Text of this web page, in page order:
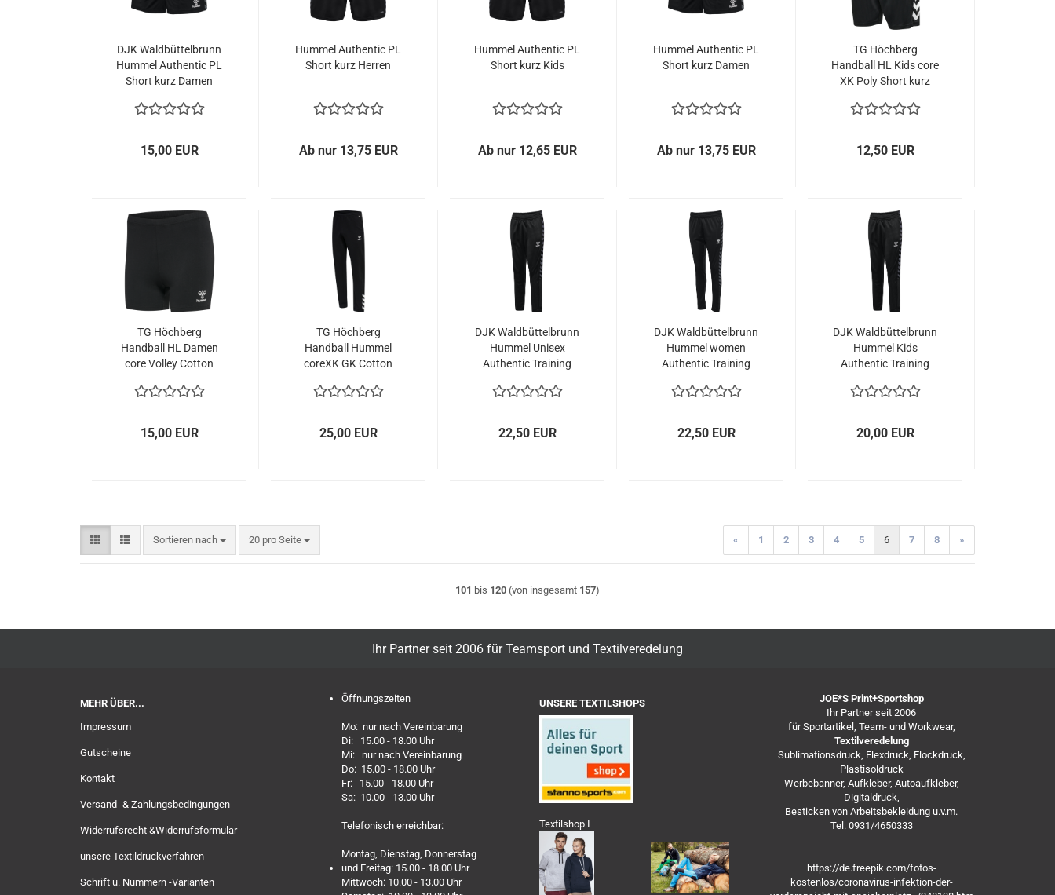
DJK Waldbüttelbrunn
Hummel Authentic PL
Short kurz Damen
15,00 EUR
Hummel Authentic PL
Short kurz Herren
Ab nur 13,75 EUR
Hummel Authentic PL
Short kurz Kids
Ab nur 12,65 EUR
Hummel Authentic PL
Short kurz Damen
Ab nur 13,75 EUR
TG Höchberg
Handball HL Kids core
XK Poly Short kurz
12,50 EUR
TG Höchberg
Handball HL Damen
core Volley Cotton
15,00 EUR
TG Höchberg
Handball Hummel
coreXK GK Cotton
25,00 EUR
DJK Waldbüttelbrunn
Hummel Unisex
Authentic Training
22,50 EUR
DJK Waldbüttelbrunn
Hummel women
Authentic Training
22,50 EUR
DJK Waldbüttelbrunn
Hummel Kids
Authentic Training
20,00 EUR
Sortieren nach
Sortieren nach 20 pro Seite
pro Seite « 1 2 3 4 5 6 7 8 »
101 bis 120 (von insgesamt 157)
Ihr Partner seit 2006 für Teamsport und Textilveredelung
MEHR ÜBER...
Impressum
Gutscheine
Kontakt
Versand- & Zahlungsbedingungen
Widerrufsrecht &Widerrufsformular
unsere Textildruckverfahren
Schrift u. Nummern -Varianten
Öffnungszeiten
Mo: nur nach Vereinbarung
Di: 15.00 - 18.00 Uhr
Mi: nur nach Vereinbarung
Do: 15.00 - 18.00 Uhr
Fr: 15.00 - 18.00 Uhr
Sa: 10.00 - 13.00 Uhr
Telefonisch erreichbar:
Montag, Dienstag, Donnerstag
und Freitag: 15.00 - 18.00 Uhr
Mittwoch: 10.00 - 13.00 Uhr
UNSERE TEXTILSHOPS
Textilshop I
JOE*S Print+Sportshop
Ihr Partner seit 2006
für Sportartikel, Team- und Workwear,
Textilveredelung
Sublimationsdruck, Flexdruck, Flockdruck,
Plastisoldruck
Werbebanner, Aufkleber, Autoaufkleber,
Digitaldruck,
Besticken von Arbeitsbekleidung u.v.m.
Tel. 0931/4650333
https://de.freepik.com/fotos-
kostenlos/coronavirus-infektion-der-